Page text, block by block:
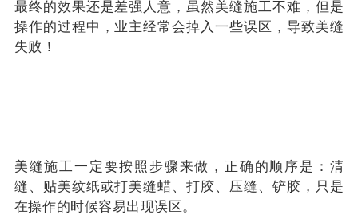
最终的效果还是差强人意，虽然美缝施工不难，但是
操作的过程中，业主经常会掉入一些误区，导致美缝
失败！
美缝施工一定要按照步骤来做，正确的顺序是：清
缝、贴美纹纸或打美缝蜡、打胶、压缝、铲胶，只是
在操作的时候容易出现误区。